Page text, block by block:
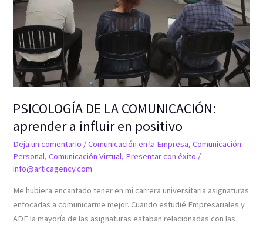
PSICOLOGÍA DE LA COMUNICACIÓN:
aprender a influir en positivo
Deja un comentario /Comunicación en la Empresa,Comunicación
Personal,Comunicación Virtual, Presentar con éxito /
info@articagency.com
Me hubiera encantado tener en mi carrera universitaria asignaturas
enfocadas a comunicarme mejor. Cuando estudié Empresariales y
ADE la mayoría de las asignaturas estaban relacionadas con las